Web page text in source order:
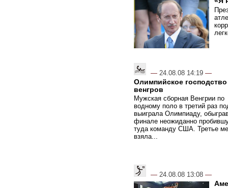
— 24.08.08 14:19 —
Олимпийское господство
венгров
Мужская сборная Венгрии по
водному поло в третий раз
выиграла Олимпиаду,
финале неожиданно
туда команду США. Третье
взяла...
— 24.08.08 13:08 —